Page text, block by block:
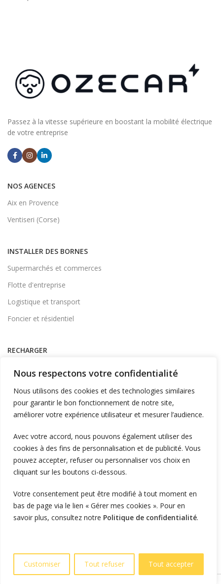
Nous respectons votre confidentialité
Nous utilisons des cookies et des technologies similaires
pour garantir le bon fonctionnement de notre site,
améliorer votre expérience utilisateur et mesurer l’audience.
Avec votre accord, nous pouvons également utiliser des
cookies à des fins de personnalisation et de publicité. Vous
pouvez accepter, refuser ou personnaliser vos choix en
cliquant sur les boutons ci-dessous.
Votre consentement peut être modifié à tout moment en
bas de page via le lien « Gérer mes cookies ». Pour en
savoir plus, consultez notre Politique de confidentialité.
Customiser Tout refuser Tout accepter
Passez à la vitesse supérieure en boostant la mobilité électrique
de votre entreprise
NOS AGENCES
Aix en Provence
Ventiseri (Corse)
INSTALLER DES BORNES
Supermarchés et commerces
Flotte d'entreprise
Logistique et transport
Foncier et résidentiel
RECHARGER
A Domicile
Télécharger l'application
LIENS UTILES
L'entreprise
Vous êtes installateur ?
Vous êtes particulier ?